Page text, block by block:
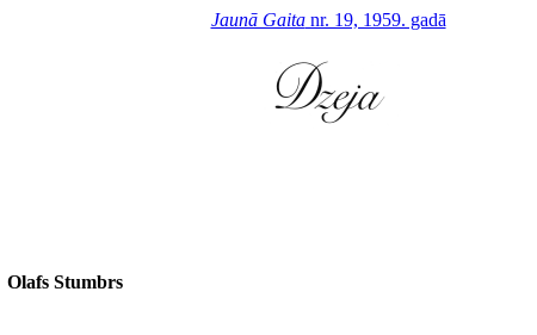
Jaunā Gaitanr. 19, 1959. gadā
Olafs Stumbrs